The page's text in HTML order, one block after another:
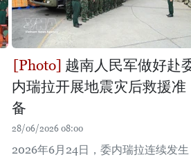
越南人民军做好赴
内瑞拉开展地震灾后救援准
备
28/06/2026 08:00
2026年6月24日，委内瑞拉连续发生